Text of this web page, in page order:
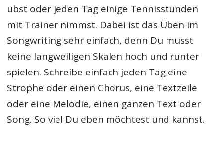
übst oder jeden Tag einige Tennisstunden
mit Trainer nimmst. Dabei ist das Üben im
Songwriting sehr einfach, denn Du musst
keine langweiligen Skalen hoch und runter
spielen. Schreibe einfach jeden Tag eine
Strophe oder einen Chorus, eine Textzeile
oder eine Melodie, einen ganzen Text oder
Song. So viel Du eben möchtest und kannst.